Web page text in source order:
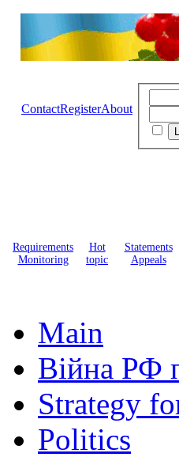
ContactRegisterAbout
Requirements
Monitoring
Hot
topic
Statements
Appeals
Main
Війна РФ
Strategy
Politics